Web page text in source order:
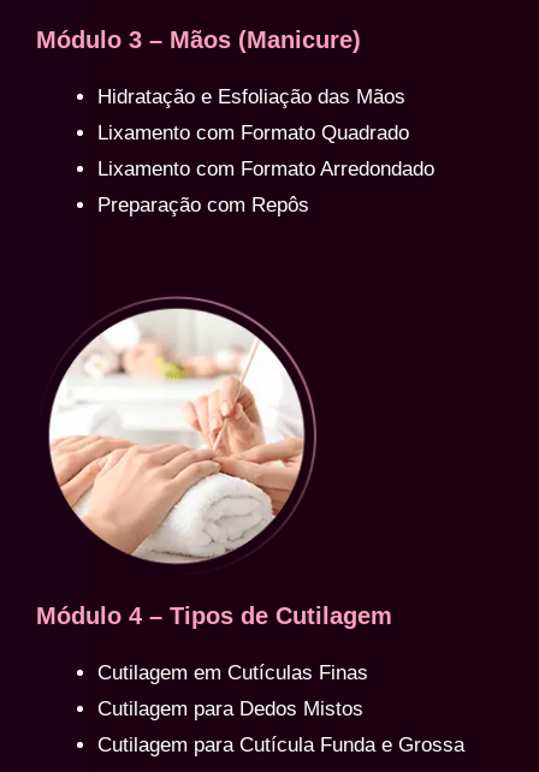
Módulo 3 – Mãos (Manicure)
Hidratação e Esfoliação das Mãos
Lixamento com Formato Quadrado
Lixamento com Formato Arredondado
Preparação com Repôs
Módulo 4 – Tipos de Cutilagem
Cutilagem em Cutículas Finas
Cutilagem para Dedos Mistos
Cutilagem para Cutícula Funda e Grossa